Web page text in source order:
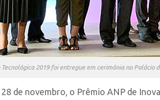
Tecnológica 2019 foi entregue em cerimônia no Palácio
de novembro, o Prêmio ANP de